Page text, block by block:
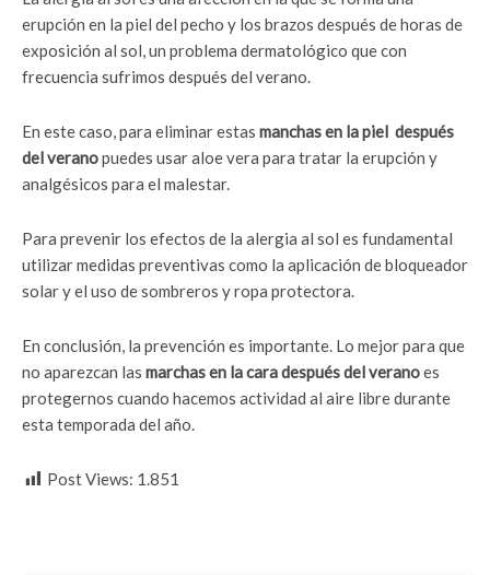
erupción en la piel del pecho y los brazos después de horas de
exposición al sol, un problema dermatológico que con
frecuencia sufrimos después del verano.
En este caso, para eliminar estas manchas en la piel después
del veranopuedes usar aloe vera para tratar la erupción y
analgésicos para el malestar.
Para prevenir los efectos de la alergia al sol es fundamental
utilizar medidas preventivas como la aplicación de bloqueador
solar y el uso de sombreros y ropa protectora.
En conclusión, la prevención es importante. Lo mejor para que
no aparezcan las marchas en la cara después del veranoes
protegernos cuando hacemos actividad al aire libre durante
esta temporada del año.
Post Views: 1.851